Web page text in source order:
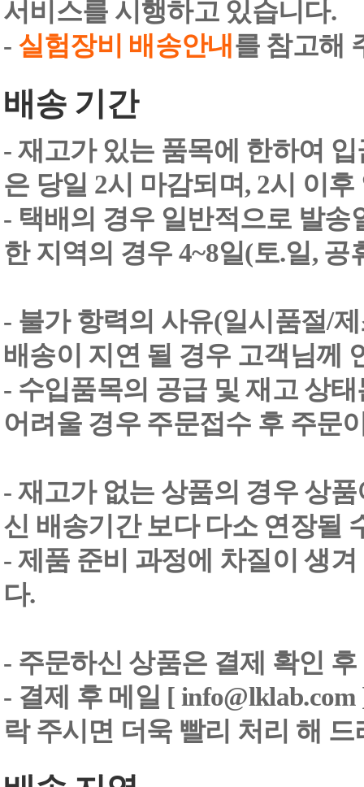
서비스를 시행하고 있습니다.
- 실험장비 배송안내 를 참고해
배송 기간
- 재고가 있는 품목에 한하여
은 당일 2시 마감되며, 2시 이
- 택배의 경우 일반적으로 발송
한 지역의 경우 4~8일(토.일,
- 불가 항력의 사유(일시품절/
배송이 지연 될 경우 고객님께
- 수입품목의 공급 및 재고 상
어려울 경우 주문접수 후 주문
- 재고가 없는 상품의 경우 상
신 배송기간 보다 다소 연장될
- 제품 준비 과정에 차질이 생
다.
- 주문하신 상품은 결제 확인
- 결제 후 메일 [
락 주시면 더욱 빨리 처리 해